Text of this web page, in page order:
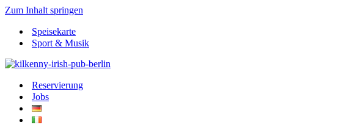
Zum Inhalt springen
Speisekarte
Sport & Musik
Reservierung
Jobs